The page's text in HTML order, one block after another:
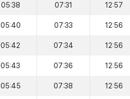
05:38 07:31 12:57
05:40 07:33 12:56
05:42 07:34 12:56
05:43 07:36 12:56
05:45 07:38 12:56